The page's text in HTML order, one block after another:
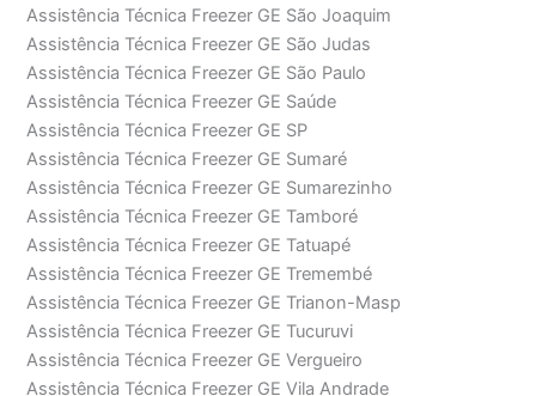
Assistência Técnica Freezer GE São Joaquim
Assistência Técnica Freezer GE São Judas
Assistência Técnica Freezer GE São Paulo
Assistência Técnica Freezer GE Saúde
Assistência Técnica Freezer GE SP
Assistência Técnica Freezer GE Sumaré
Assistência Técnica Freezer GE Sumarezinho
Assistência Técnica Freezer GE Tamboré
Assistência Técnica Freezer GE Tatuapé
Assistência Técnica Freezer GE Tremembé
Assistência Técnica Freezer GE Trianon-Masp
Assistência Técnica Freezer GE Tucuruvi
Assistência Técnica Freezer GE Vergueiro
Assistência Técnica Freezer GE Vila Andrade